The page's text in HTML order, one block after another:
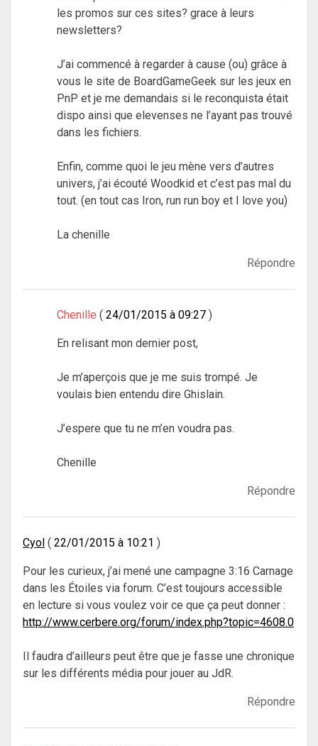
les promos sur ces sites? grace à leurs
newsletters?
J’ai commencé à regarder à cause (ou) grâce à
vous le site de BoardGameGeek sur les jeux en
PnP et je me demandais si le reconquista était
dispo ainsi que elevenses ne l’ayant pas trouvé
dans les fichiers.
Enfin, comme quoi le jeu mène vers d’autres
univers, j’ai écouté Woodkid et c’est pas mal du
tout. (en tout cas Iron, run run boy et I love you)
La chenille
Répondre
Chenille 24/01/2015 à 09:27
En relisant mon dernier post,
Je m’aperçois que je me suis trompé. Je
voulais bien entendu dire Ghislain.
J’espere que tu ne m’en voudra pas.
Chenille
Répondre
Cyol 22/01/2015 à 10:21
Pour les curieux, j’ai mené une campagne 3:16 Carnage
dans les Étoiles via forum. C’est toujours accessible
en lecture si vous voulez voir ce que ça peut donner :
http://www.cerbere.org/forum/index.php?topic=4608.0
Il faudra d’ailleurs peut être que je fasse une chronique
sur les différents média pour jouer au JdR.
Répondre